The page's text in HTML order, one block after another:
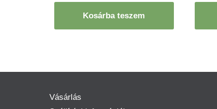
33
960 Ft.
30
780 Ft.
Kosárba teszem
Vásárlás